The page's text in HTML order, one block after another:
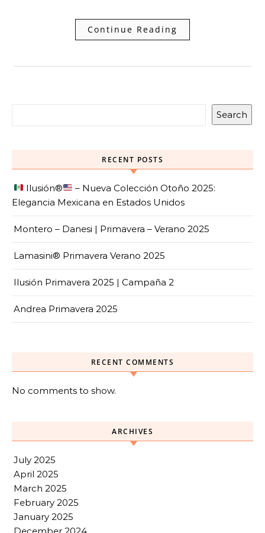
Continue Reading
Search
RECENT POSTS
Ilusión®️
– Nueva Colección Otoño 2025:
Elegancia Mexicana en Estados Unidos
Montero – Danesi | Primavera – Verano 2025
Lamasini® Primavera Verano 2025
Ilusión Primavera 2025 | Campaña 2
Andrea Primavera 2025
RECENT COMMENTS
No comments to show.
ARCHIVES
July 2025
April 2025
March 2025
February 2025
January 2025